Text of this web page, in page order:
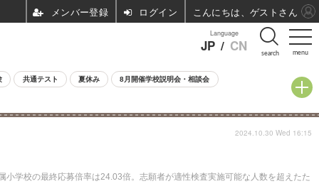
menu
Language
JP / CN search
共通テスト 夏休み 8月開催学校説明会・相談会
学校の最終応募倍率は24.03倍。志願者が適性検査実施可能な人数を超えたた
2024.10.30 Wed 16:15
ログイン こんにちは、ゲストさん